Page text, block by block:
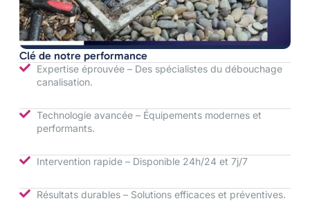
Clé de notre performance
Expertise éprouvée – Des spécialistes du débouchage
canalisation.
Technologie avancée – Équipements modernes et
performants.
Intervention rapide – Disponible 24h/24 et 7j/7
Résultats durables – Solutions efficaces et préventives.